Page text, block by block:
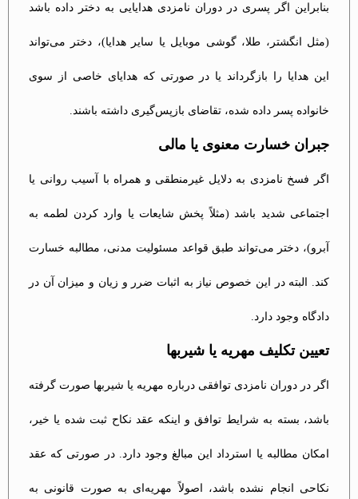
بنابراین اگر پسری در دوران نامزدی هدایایی به دختر داده باشد
(مثل انگشتر، طلا، گوشی موبایل یا سایر هدایا)، دختر می‌تواند
این هدایا را بازگرداند یا در صورتی که هدایای خاصی از سوی
خانواده پسر داده شده، تقاضای بازپس‌گیری داشته باشند.
جبران خسارت معنوی یا مالی
اگر فسخ نامزدی به دلایل غیرمنطقی و همراه با آسیب روانی یا
اجتماعی شدید باشد (مثلاً پخش شایعات یا وارد کردن لطمه به
آبرو)، دختر می‌تواند طبق قواعد مسئولیت مدنی، مطالبه خسارت
کند. البته در این خصوص نیاز به اثبات ضرر و زیان و میزان آن در
دادگاه وجود دارد.
تعیین تکلیف مهریه یا شیربها
اگر در دوران نامزدی توافقی درباره مهریه یا شیربها صورت گرفته
باشد، بسته به شرایط توافق و اینکه عقد نکاح ثبت شده یا خیر،
امکان مطالبه یا استرداد این مبالغ وجود دارد. در صورتی که عقد
نکاحی انجام نشده باشد، اصولاً مهریه‌ای به صورت قانونی به